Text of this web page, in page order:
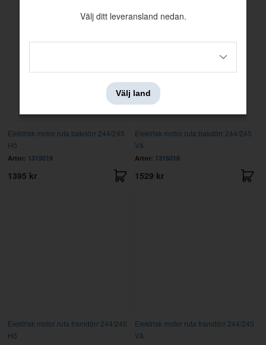
Elektrisk motor ruta bakdörr 244/245
Hö
Artnr: 1315019
1395 kr
Elektrisk motor ruta bakdörr 244/245
Vä
Artnr: 1315018
1529 kr
Elektrisk motor ruta framdörr 244/245
Hö
Elektrisk motor ruta framdörr 244/245
Vä
Välj ditt leveransland nedan.
Välj land